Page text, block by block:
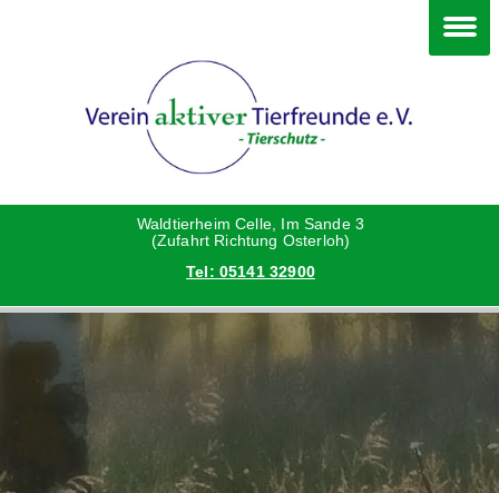
Waldtierheim Celle, Im Sande 3
(Zufahrt Richtung Osterloh)
Tel: 05141 32900
Katzen
Vermittlungshilfe privat
Danke an die Helfer
Vorstand
Satzung